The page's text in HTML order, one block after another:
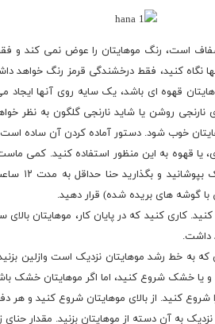
است، رنگ موهایتان را عوض نمی کند و فقط
نگاه کنید، فقط درخشندگی قرمز رنگ خواهد
قهوه ای باشد، یک سایه روی آنها
نارنجی روشن یا شاید نارنجی گلگون به نظر
خوب شود. دستور آماده کردن آن ساده
یا قهوه به این منظور استفاده کنید. کمی
شود. در
گوشه های بریده شده) قرار دهید.
کاری کنید که در پایان کار، موهایتان
داشت.
به خط رشد موهایتان نزدیک است وازلین
یا خشک شروع کنید، اما اگر موهایتان خشک